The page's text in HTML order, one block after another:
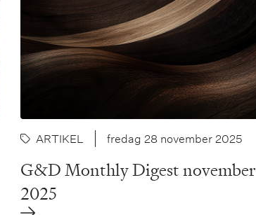
ARTIKEL fredag 28 november 2025
G&D Monthly Digest november
2025